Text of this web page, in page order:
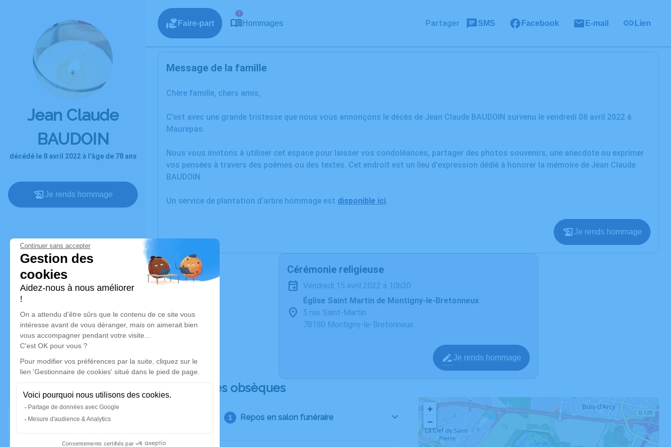
Jean Claude
BAUDOIN
décédé le 8 avril 2022 à l'âge de 78 ans
Je rends hommage
Faire-part
1
Hommages Partager SMS Facebook E-mail Lien
Message de la famille
Chère famille, chers amis,
C’est avec une grande tristesse que nous vous annonçons le décès de Jean Claude BAUDOIN survenu le vendredi 08 avril 2022 à
Maurepas.
Nous vous invitons à utiliser cet espace pour laisser vos condoléances, partager des photos souvenirs, une anecdote ou exprimer
vos pensées à travers des poèmes ou des textes. Cet endroit est un lieu d'expression dédié à honorer la mémoire de Jean Claude
BAUDOIN.
Un service de plantation d’arbre hommage est disponible ici.
Je rends hommage
Cérémonie religieuse
vendredi 15 avril 2022 à 10h30
Église Saint Martin de Montigny-le-Bretonneux
5 rue Saint-Martin
78180 Montigny-le-Bretonneux
Je rends hommage
Déroulé des obsèques
Repos en salon funéraire
+
−